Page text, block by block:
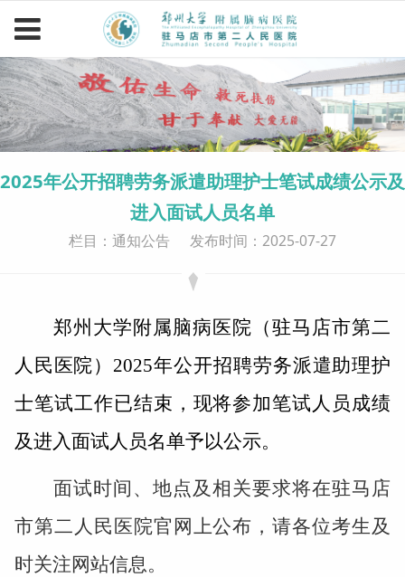
2025年公开招聘劳务派遣助理护士笔试成绩公示及
进入面试人员名单
栏目：通知公告 发布时间：2025-07-27
郑州大学附属脑病医院（驻马店市第二
人民医院） 2025年公开招聘劳务派遣助理护
士笔试工作已结束，现将参加笔试人员成绩
及进入面试人员名单予以公示。
面试时间、地点及相关要求将在驻马店
市第二人民医院官网上公布，请各位考生及
时关注网站信息。